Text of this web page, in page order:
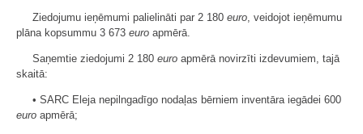
Ziedojumu ieņēmumi palielināti par 2 180 euro, veidojot ieņēmumu
plāna kopsummu 3 673 euro apmērā.
Saņemtie ziedojumi 2 180 euro apmērā novirzīti izdevumiem, tajā
skaitā:
• SARC Eleja nepilngadīgo nodaļas bērniem inventāra iegādei 600
euro apmērā;